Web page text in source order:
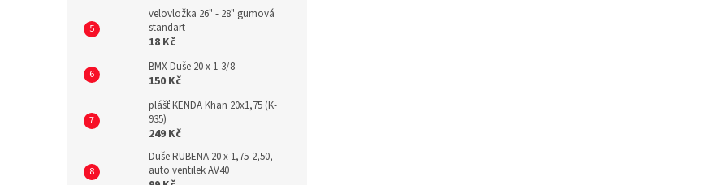
velovložka 26" - 28" gumová
standart
18 Kč
BMX Duše 20 x 1-3/8
150 Kč
plášť KENDA Khan 20x1,75 (K-
935)
249 Kč
Duše RUBENA 20 x 1,75-2,50,
auto ventilek AV40